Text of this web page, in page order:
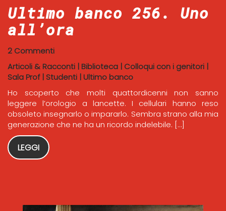
Ultimo banco 256. Uno
all’ora
2 Commenti
Articoli & Racconti | Biblioteca | Colloqui con i genitori |
Sala Prof| Studenti | Ultimo banco
Ho scoperto che molti quattordicenni non sanno
leggere l’orologio a lancette. I cellulari hanno reso
obsoleto insegnarlo o impararlo. Sembra strano alla mia
generazione che ne ha un ricordo indelebile. […]
LEGGI